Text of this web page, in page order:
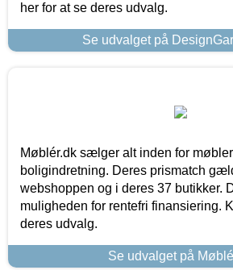
her for at se deres udvalg.
Se udvalget på
Møblér.dk sælger alt inden for
boligindretning. Deres prismatch
webshoppen og i deres 37 butikker.
muligheden for rentefri finansiering.
deres udvalg.
Se udvalget på